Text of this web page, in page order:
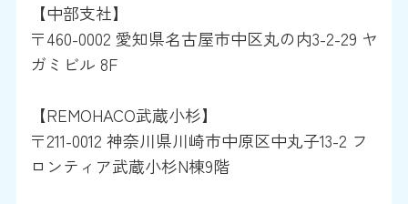
【中部支社】
〒460-0002 愛知県名古屋市中区丸の内3-2-29 ヤ
ガミビル 8F
【REMOHACO武蔵小杉】
〒211-0012 神奈川県川崎市中原区中丸子13-2 フ
ロンティア武蔵小杉N棟9階